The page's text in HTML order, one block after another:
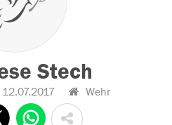
Stech
12.07.2017 Wehr